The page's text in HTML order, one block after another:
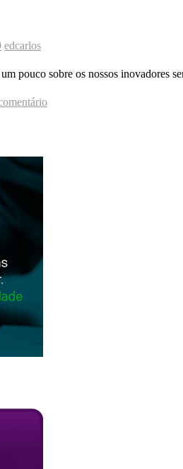
edcarlos
pouco sobre os nossos inovadores